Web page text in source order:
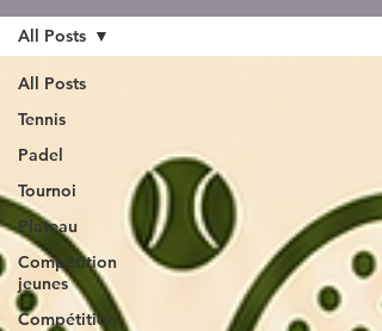
All Posts
Tennis
Padel
Tournoi
Plateau
Compétition
jeunes
Compétition
All Posts